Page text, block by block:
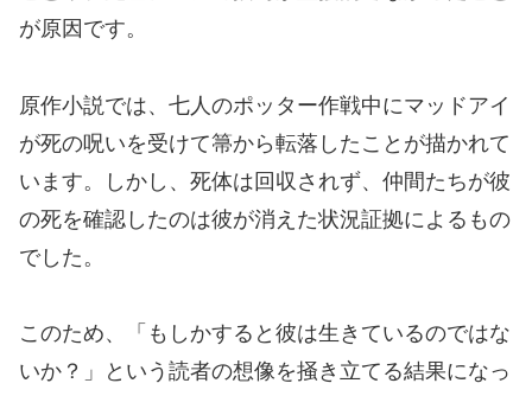
が原因です。
原作小説では、七人のポッター作戦中にマッドアイ
が死の呪いを受けて箒から転落したことが描かれて
います。しかし、死体は回収されず、仲間たちが彼
の死を確認したのは彼が消えた状況証拠によるもの
でした。
このため、「もしかすると彼は生きているのではな
いか？」という読者の想像を掻き立てる結果になっ